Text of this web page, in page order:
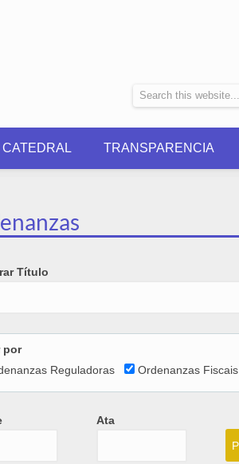
CATEDRAL TRANSPARENCIA
Título
por
Reguladoras
Ordenanzas Fiscais
Ata